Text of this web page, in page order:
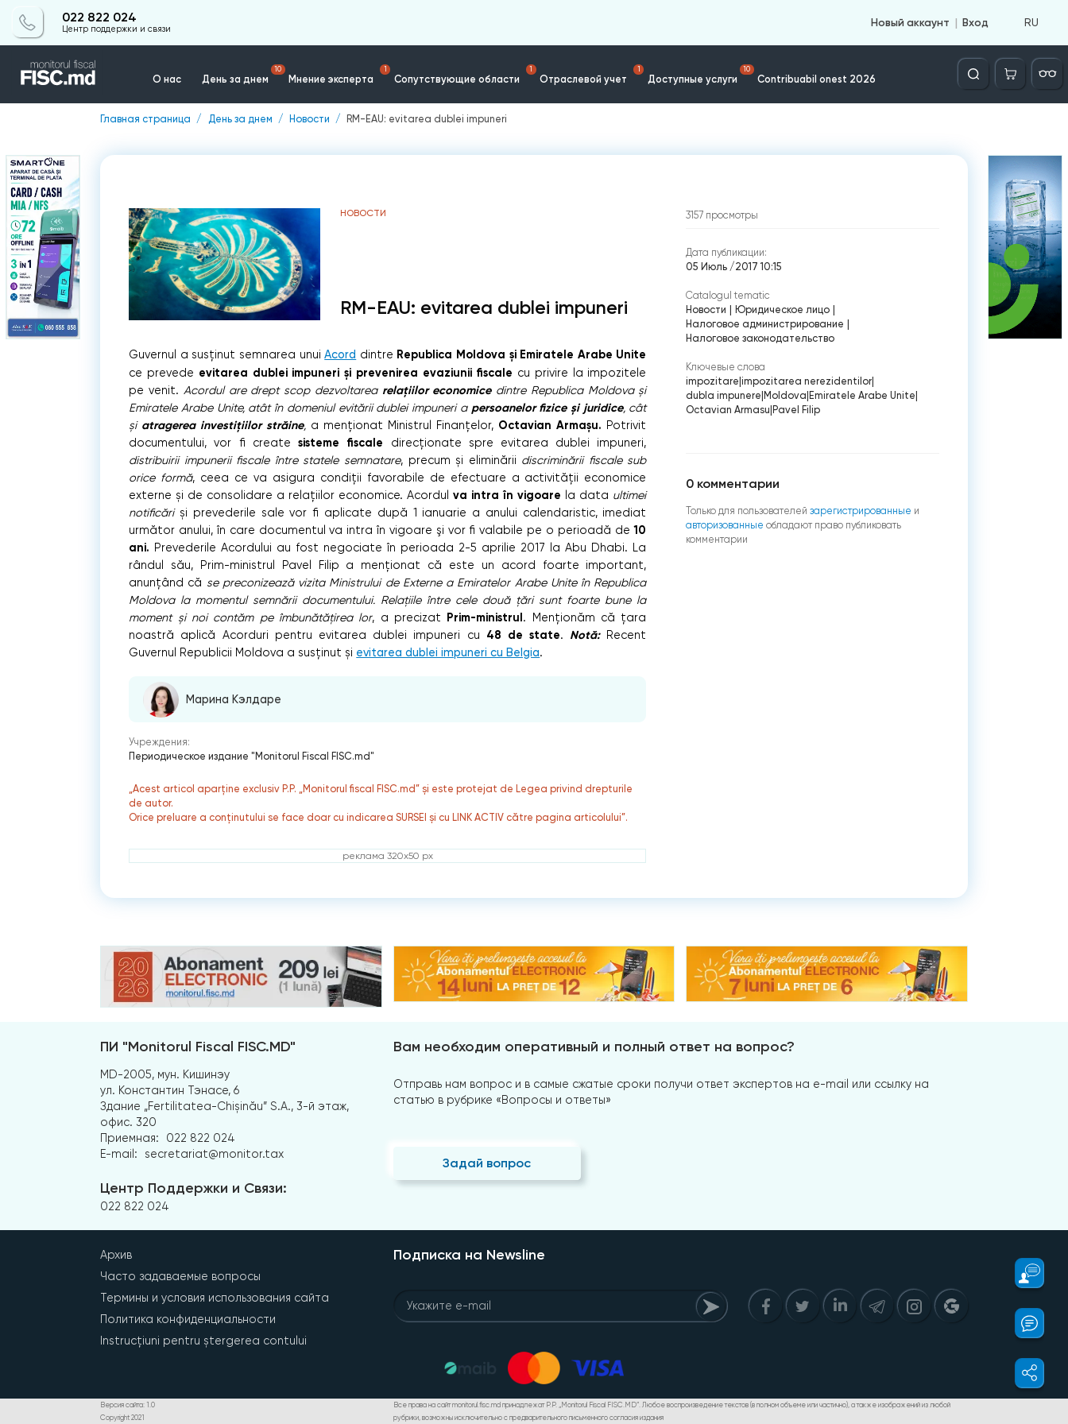
022 822 024
Центр поддержки и связи
Новый аккаунт Вход RU
О нас День за днем
10
Мнение эксперта
1
Сопутствующие области
1
Отраслевой учет
1
Доступные услуги
10
Contribuabil onest 2026
Căutare
Главная страница День за днем Новости RM-EAU: evitarea dublei impuneri
НОВОСТИ
RM-EAU: evitarea dublei impuneri
Guvernul a susținut semnarea unuiAcord dintre Republica Moldova și Emiratele Arabe Unite
ce prevede evitarea dublei impuneri și prevenirea evaziunii fiscale cu privire la impozitele
pe venit. Acordul are drept scop dezvoltarea relațiilor economicedintre Republica Moldova și
Emiratele Arabe Unite, atât în domeniul evitării dublei impuneri a persoanelor fizice și juridice, cât
și atragerea investițiilor străine, a menționat Ministrul Finanțelor, Octavian Armașu. Potrivit
documentului, vor fi createsisteme fiscale direcționate spre evitarea dublei impuneri,
distribuirii impunerii fiscale între statele semnatare, precum și eliminării discriminării fiscale sub
orice formă, ceea ce va asigura condiții favorabile de efectuare a activității economice
externe și de consolidare a relațiilor economice. Acordulva intra în vigoare la data ultimei
notificăriși prevederile sale vor fi aplicate după 1 ianuarie a anului calendaristic, imediat
următor anului, în care documentul va intra în vigoare şi vor fi valabile pe o perioadă de10
ani. Prevederile Acordului au fost negociate în perioada 2-5 aprilie 2017 la Abu Dhabi. La
rândul său, Prim-ministrul Pavel Filip a menționat că este un acord foarte important,
anunțând că se preconizează vizita Ministrului de Externe a Emiratelor Arabe Unite în Republica
Moldova la momentul semnării documentului. Relațiile între cele două țări sunt foarte bune la
moment și noi contăm pe îmbunătățirea lor, a precizat Prim-ministrul . Menționăm că țara
noastră aplică Acorduri pentru evitarea dublei impuneri cu 48 de state. Notă:Recent
Guvernul Republicii Moldova a susținut și evitarea dublei impuneri cu Belgia.
Марина Кэлдаре
Учреждения:
Периодическое издание "Monitorul Fiscal FISC.md"
„Acest articol aparține exclusiv P.P. „Monitorul fiscal FISC.md” și este protejat de Legea privind drepturile
de autor.
Orice preluare a conținutului se face doar cu indicarea SURSEI și cu LINK ACTIV către pagina articolului”.
реклама 320x50 px
3157 просмотры
Дата публикации:
05 Июль /2017 10:15
Catalogul tematic
Новости
Юридическое лицо
Налоговое администрирование
Налоговое законодательство
Ключевые слова
impozitare impozitarea nerezidentilor|
dubla impunere Moldova Emiratele Arabe Unite
Octavian Armasu Pavel Filip
0 комментарии
Только для пользователей зарегистрированные и
авторизованные обладают право публиковать
комментарии
ПИ "Monitorul Fiscal FISC.MD"
MD-2005, мун. Кишинэу
ул. Константин Тэнасе, 6
Здание „Fertilitatea-Chișinău” S.A., 3-й этаж,
офис. 320
Приемная:
022 822 024
E-mail:
secretariat@monitor.tax
Центр Поддержки и Связи:
022 822 024
Вам необходим оперативный и полный ответ на вопрос?
Отправь нам вопрос и в самые сжатые сроки получи ответ экспертов на e-mail или ссылку на
статью в рубрике «Вопросы и ответы»
Задай вопрос
Архив
Часто задаваемые вопросы
Термины и условия использования сайта
Политика конфиденциальности
Instrucțiuni pentru ștergerea contului
Подписка на Newsline
Версия сайта: 1.0
Copyright 2021
Все права на сайт monitorul.fisc.md принадлежат P.P. „Monitorul Fiscal FISC.MD”. Любое воспроизведение текстов (в полном объеме или частично), а также изображений из любой
рубрики, возможны исключительно с предварительного письменного согласия издания